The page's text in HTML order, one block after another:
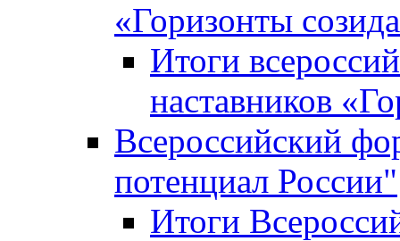
«Горизонты
Итоги
наставников
Всероссийский
потенциал России"
Итоги